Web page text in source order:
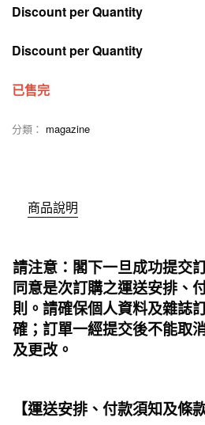
Discount per Quantity
Discount per Quantity
已售完
分類： magazine
商品說明
請注意：閣下一旦成功提交
同意是次訂購之運送安排、
則。請確保個人資料及雜誌
確；訂單一經提交後不能取
及更改。
【運送安排、付款須知及條